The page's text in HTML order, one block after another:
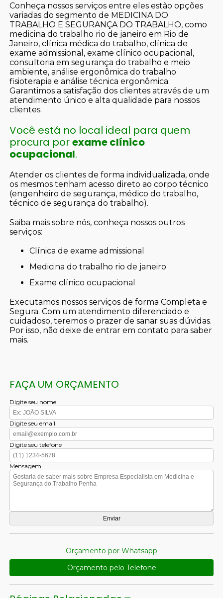
Conheça nossos serviços entre eles estão opções
variadas do segmento de MEDICINA DO
TRABALHO E SEGURANÇA DO TRABALHO, como
medicina do trabalho rio de janeiro em Rio de
Janeiro, clínica médica do trabalho, clínica de
exame admissional, exame clínico ocupacional,
consultoria em segurança do trabalho e meio
ambiente, análise ergonômica do trabalho
fisioterapia e análise técnica ergonômica.
Garantimos a satisfação dos clientes através de um
atendimento único e alta qualidade para nossos
clientes.
Você está no local ideal para quem
procura porexame clínico
ocupacional.
Atender os clientes de forma individualizada, onde
os mesmos tenham acesso direto ao corpo técnico
(engenheiro de segurança, médico do trabalho,
técnico de segurança do trabalho).
Saiba mais sobre nós, conheça nossos outros
serviços:
clínica de exame admissional
medicina do trabalho rio de janeiro
exame clínico ocupacional
Executamos nossos serviços de forma Completa e
Segura. Com um atendimento diferenciado e
cuidadoso, teremos o prazer de sanar suas dúvidas.
Por isso, não deixe de entrar em contato para saber
mais.
FAÇA UM ORÇAMENTO
Digite seu nome
Digite seu email
Digite seu telefone
Mensagem
Orçamento por Whatsapp
Orçamento pelo Telefone